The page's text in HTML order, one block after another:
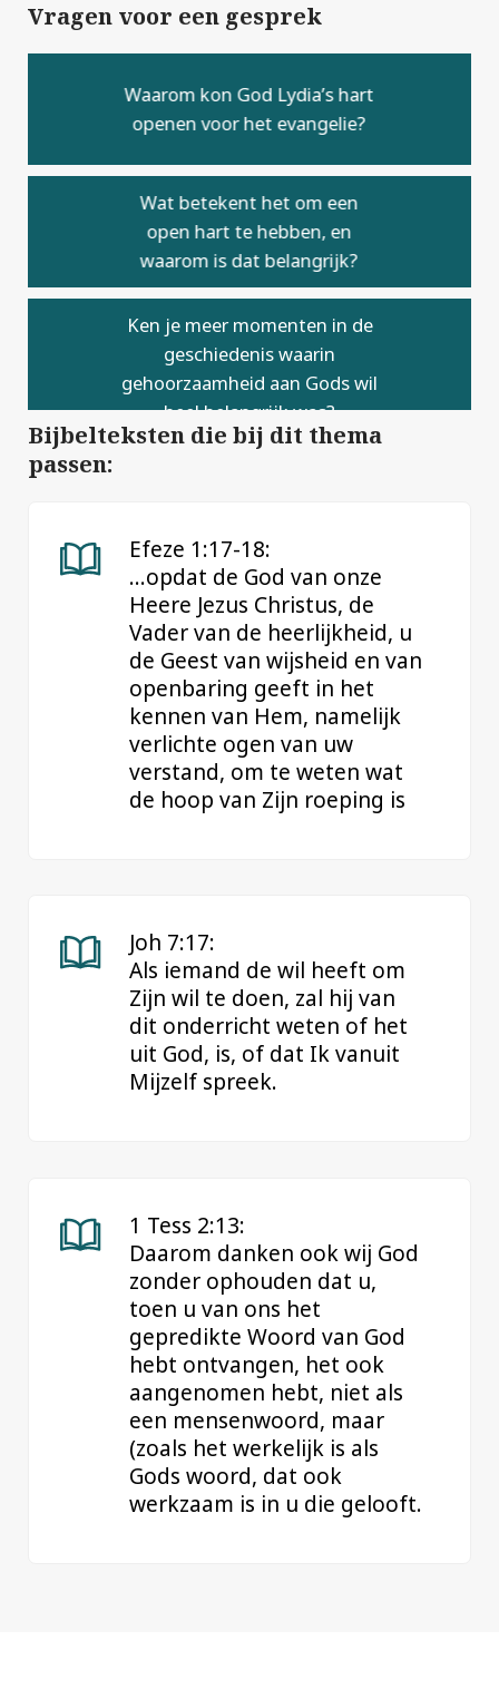
Vragen voor een gesprek
Waarom kon God Lydia’s hart
openen voor het evangelie?
Wat betekent het om een
open hart te hebben, en
waarom is dat belangrijk?
Ken je meer momenten in de
geschiedenis waarin
gehoorzaamheid aan Gods wil
heel belangrijk was?
Bijbelteksten die bij dit thema
passen:
Efeze 1:17-18:
…opdat de God van onze
Heere Jezus Christus, de
Vader van de heerlijkheid, u
de Geest van wijsheid en van
openbaring geeft in het
kennen van Hem, namelijk
verlichte ogen van uw
verstand, om te weten wat
de hoop van Zijn roeping is
Joh 7:17:
Als iemand de wil heeft om
Zijn wil te doen, zal hij van
dit onderricht weten of het
uit God, is, of dat Ik vanuit
Mijzelf spreek.
1 Tess 2:13:
Daarom danken ook wij God
zonder ophouden dat u,
toen u van ons het
gepredikte Woord van God
hebt ontvangen, het ook
aangenomen hebt, niet als
een mensenwoord, maar
(zoals het werkelijk is als
Gods woord, dat ook
werkzaam is in u die gelooft.